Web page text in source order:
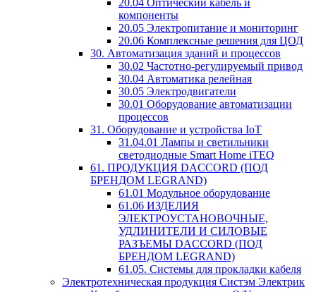
компоненты
20.05 Электропитание и мониторинг
20.06 Комплексные решения для ЦОД
30. Автоматизация зданий и процессов
30.02 Частотно-регулируемый привод
30.04 Автоматика релейная
30.05 Электродвигатели
30.01 Оборудование автоматизации
процессов
31. Оборудование и устройства IoT
31.04.01 Лампы и светильники
светодиодные Smart Home iTEQ
61. ПРОДУКЦИЯ DACCORD (ПОД
БРЕНДОМ LEGRAND)
61.01 Модульное оборудование
61.06 ИЗДЕЛИЯ
ЭЛЕКТРОУСТАНОВОЧНЫЕ,
УДЛИНИТЕЛИ И СИЛОВЫЕ
РАЗЪЕМЫ DACCORD (ПОД
БРЕНДОМ LEGRAND)
61.05. Системы для прокладки кабеля
Электротехническая продукция Систэм Электрик